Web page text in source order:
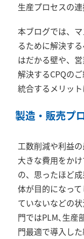
生産プロセスの連
本ブログでは、
るために解決す
はだかる壁や、
解決するCPQの
統合するメリット
製造・販売プ
工数削減や利益
大きな費用をか
の、思ったほど
体が目的になっ
ていないなどの
門ではPLM､生産
門最適で導入し